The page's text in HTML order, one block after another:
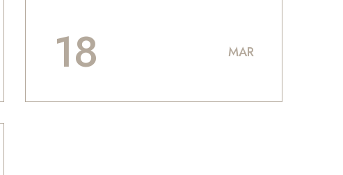
18 MAR